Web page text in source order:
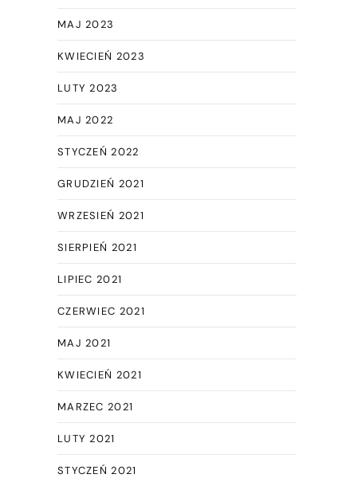
MAJ 2023
KWIECIEŃ 2023
LUTY 2023
MAJ 2022
STYCZEŃ 2022
GRUDZIEŃ 2021
WRZESIEŃ 2021
SIERPIEŃ 2021
LIPIEC 2021
CZERWIEC 2021
MAJ 2021
KWIECIEŃ 2021
MARZEC 2021
LUTY 2021
STYCZEŃ 2021